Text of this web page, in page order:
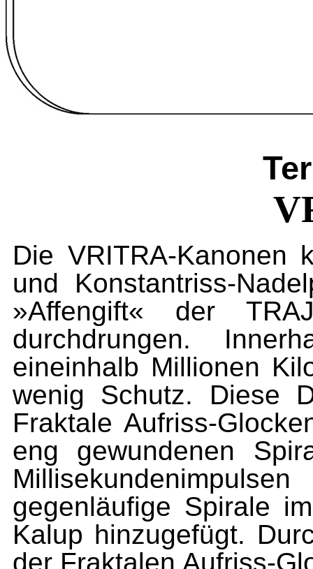
Die VRITRA-Kanonen
und Konstantriss-
»Affengift« der
durchdrungen.
eineinhalb Millionen
wenig Schutz. Diese
Fraktale Aufriss-
eng gewundenen
gegenläufige Spirale
Kalup hinzugefügt.
der Fraktalen Aufriss-